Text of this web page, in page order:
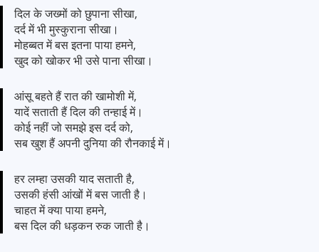
दिल के जख्मों को छुपाना सीखा,
दर्द में भी मुस्कुराना सीखा।
मोहब्बत में बस इतना पाया हमने,
खुद को खोकर भी उसे पाना सीखा।
आंसू बहते हैं रात की खामोशी में,
यादें सताती हैं दिल की तन्हाई में।
कोई नहीं जो समझे इस दर्द को,
सब खुश हैं अपनी दुनिया की रौनकाई में।
हर लम्हा उसकी याद सताती है,
उसकी हंसी आंखों में बस जाती है।
चाहत में क्या पाया हमने,
बस दिल की धड़कन रुक जाती है।